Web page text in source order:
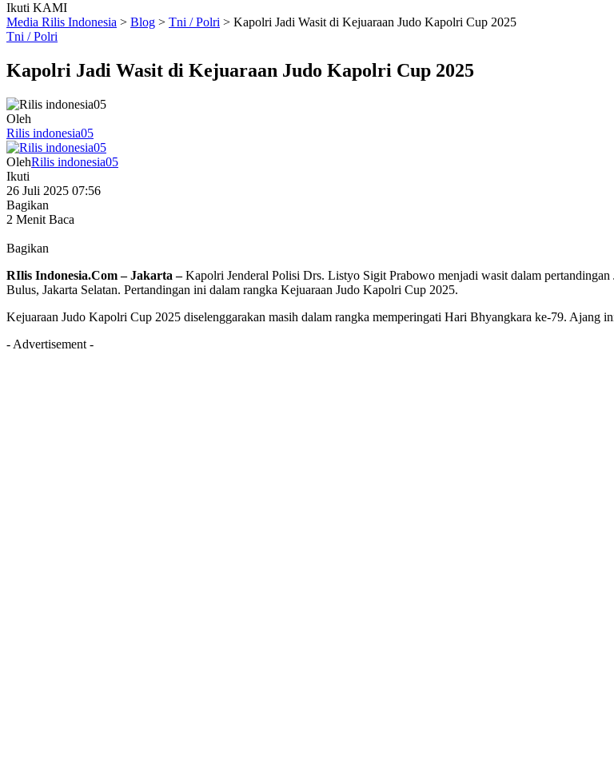
Ikuti KAMI
Media Rilis Indonesia > Blog > Tni / Polri > Kapolri Jadi Wasit di Kejuaraan Judo Kapolri Cup 2025
Tni / Polri
Kapolri Jadi Wasit di Kejuaraan Judo Kapolri Cup 2025
Oleh
Rilis indonesia05
OlehRilis indonesia05
Ikuti
26 Juli 2025 07:56
Bagikan
2 Menit Baca
Bagikan
RIlis Indonesia.Com – Jakarta –Kapolri Jenderal Polisi Drs. Listyo Sigit Prabowo menjadi wasit dalam
Bulus, Jakarta Selatan. Pertandingan ini dalam rangka Kejuaraan Judo Kapolri Cup 2025.
Kejuaraan Judo Kapolri Cup 2025 diselenggarakan masih dalam rangka memperingati Hari Bhyangkara ke-79. Ajang
- Advertisement -